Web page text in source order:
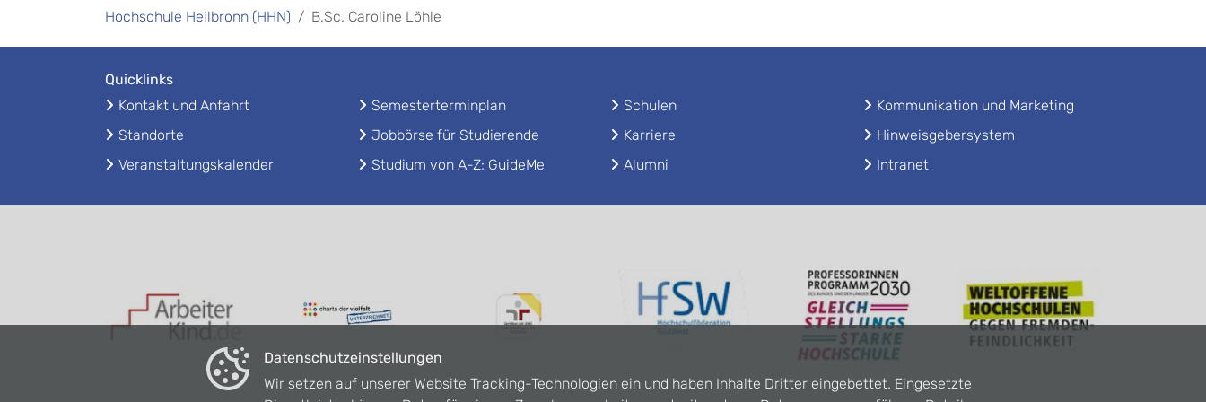
Hochschule Heilbronn (HHN) B.Sc. Caroline Löhle
Quicklinks
Kontakt und Anfahrt
Standorte
Veranstaltungskalender
Semesterterminplan
Jobbörse für Studierende
Studium von A-Z: GuideMe
Schulen
Karriere
Alumni
Kommunikation und Marketing
Hinweisgebersystem
Intranet
Datenschutzeinstellungen
Wir setzen auf unserer Website Tracking-Technologien ein und haben Inhalte Dritter eingebettet. Eingesetzte